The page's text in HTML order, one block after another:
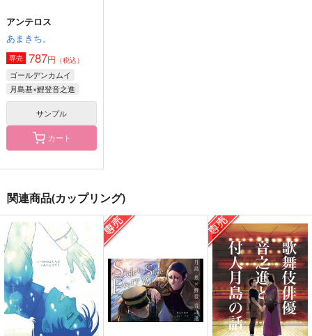
参号
472円 （税込）
月島基×鯉登音之進
サンプル
作品詳細
エアリーズ
472円
鯉登音之進×月島基
サンプル
作品詳細
157円（税込）
月島基×鯉登音之進
サンプル
作品詳細
アンテロス
あまきち。
専売 787円 （税込）
ゴールデンカムイ
月島基×鯉登音之進
サンプル
カート
関連商品(カップリング)